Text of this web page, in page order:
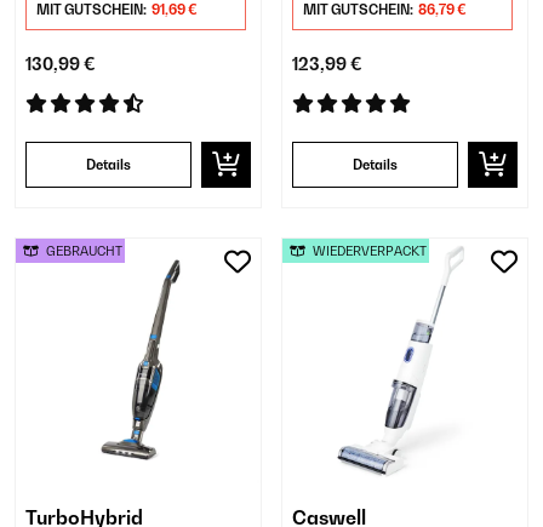
MIT GUTSCHEIN: 91,69 €
130,99 €
Details
MIT GUTSCHEIN: 86,79 €
123,99 €
Details
TurboHybrid
GEBRAUCHT
Caswell
WIEDERVERPACKT